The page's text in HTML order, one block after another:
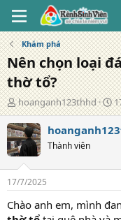
Khám phá
Nên chọn loại
thờ tổ?
T
á
c
g
i
ả
hoanganh123thhd
N
g
à
g
Thành viên
17/7/2025
Chào anh em, mình